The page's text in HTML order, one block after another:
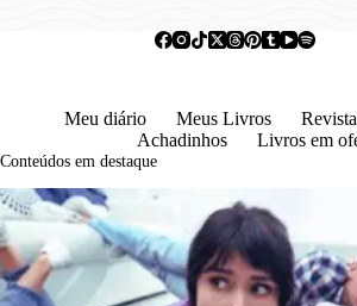
Meu diário Meus Livros
Achadinhos
Livros em
Conteúdos em destaque